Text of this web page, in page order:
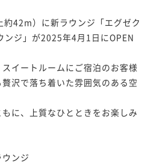
42m）に新ラウンジ「エグゼク
ンジ」が2025年4月1日にOPEN
イートルームにご宿泊のお客様
沢で落ち着いた雰囲気のある空
に、上質なひとときをお楽しみ
ンジ